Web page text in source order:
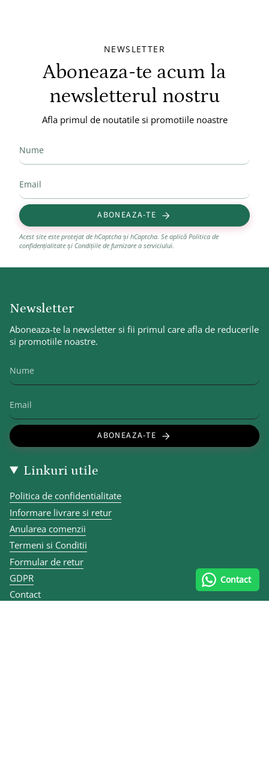
NEWSLETTER
Aboneaza-te acum la
newsletterul nostru
Afla primul de noutatile si promotiile noastre
ABONEAZA-TE
Acest site este protejat de hCaptcha și hCaptcha. Se aplică Politica de
confidențialitate și Condițiile de furnizare a serviciului.
Newsletter
Aboneaza-te la newsletter si fii primul care afla de reducerile
si promotiile noastre.
ABONEAZA-TE
Linkuri utile
Politica de confidentialitate
Informare livrare si retur
Anularea comenzii
Termeni si Conditii
Formular de retur
GDPR
Contact
Contact